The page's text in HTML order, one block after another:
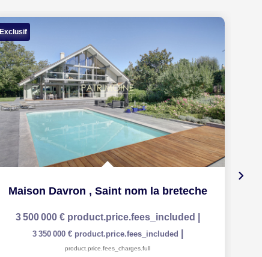
Exclusif
Maison Davron , Saint nom la breteche
3 500 000 € product.price.fees_included
3 350 000 € product.price.fees_included
product.price.fees_charges.full